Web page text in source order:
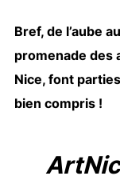
Bref, de l’aube
promenade des
Nice, font
bien compris !